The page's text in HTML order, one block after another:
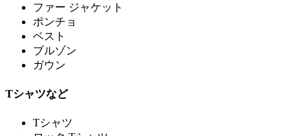
ファー ジャケット
ポンチョ
ベスト
ブルゾン
ガウン
Tシャツなど
Tシャツ